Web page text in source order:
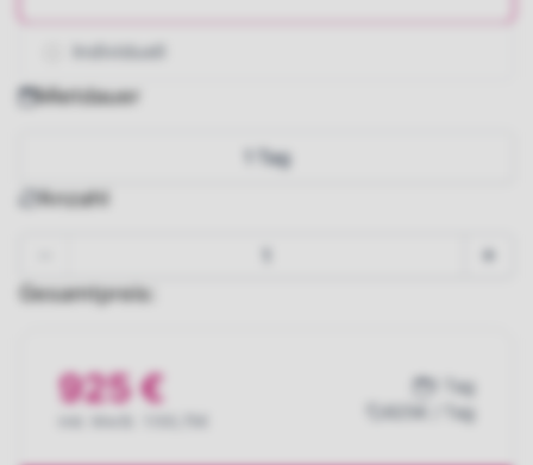
Individuell
Mietdauer
1 Tag
Anzahl
Gesamtpreis:
925 €
1 Tag
925€ / Tag